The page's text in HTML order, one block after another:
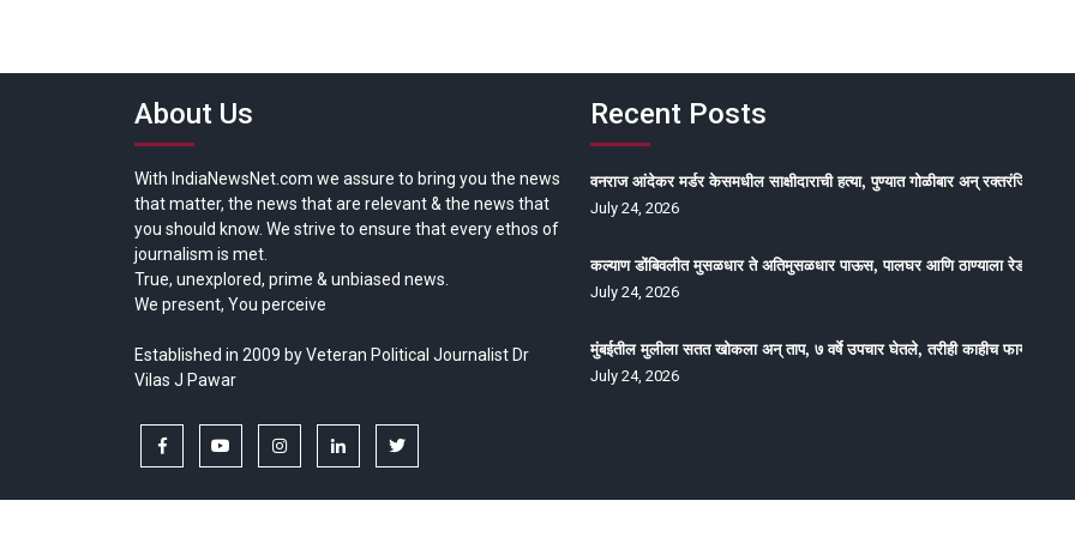
About Us
With IndiaNewsNet.com we assure to bring you the news
that matter, the news that are relevant & the news that
you should know. We strive to ensure that every ethos of
journalism is met.
True, unexplored, prime & unbiased news.
We present, You perceive
Established in 2009 by Veteran Political Journalist Dr
Vilas J Pawar
facebook youtubeinstagramlinkedintwitter
Recent Posts
वनराज आंदेकर मर्डर केसमधील साक्षीदाराची हत्या, पुण्यात गोळीबार अन् रक्तरंजित थरार
July 24, 2026
कल्याण डोंबिवलीत मुसळधार ते अतिमुसळधार पाऊस, पालघर आणि ठाण्याला रेड अलर्ट,
July 24, 2026
मुंबईतील मुलीला सतत खोकला अन् ताप, ७ वर्षे उपचार घेतले, तरीही काहीच फायदा
July 24, 2026